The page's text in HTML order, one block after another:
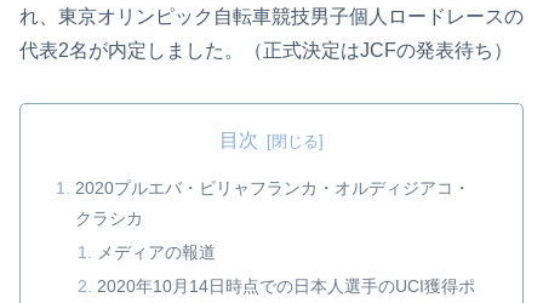
れ、東京オリンピック自転車競技男子個人ロードレースの
代表2名が内定しました。（正式決定はJCFの発表待ち）
目次
2020プルエバ・ビリャフランカ・オルディジアコ・
クラシカ
メディアの報道
2020年10月14日時点での日本人選手のUCI獲得ポ